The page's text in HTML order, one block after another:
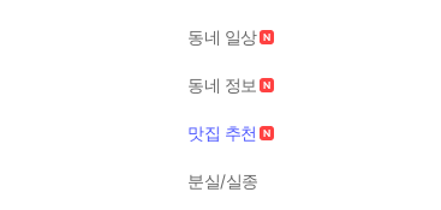
동네 일상
동네 정보
맛집 추천
분실/실종